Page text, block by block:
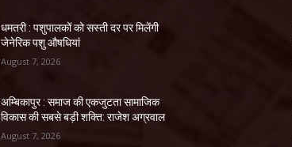
धमतरी : पशुपालकों को सस्ती दर पर मिलेंगी
जेनेरिक पशु औषधियां
August 7, 2026
अम्बिकापुर : समाज की एकजुटता सामाजिक
विकास की सबसे बड़ी शक्ति: राजेश अग्रवाल
August 7, 2026